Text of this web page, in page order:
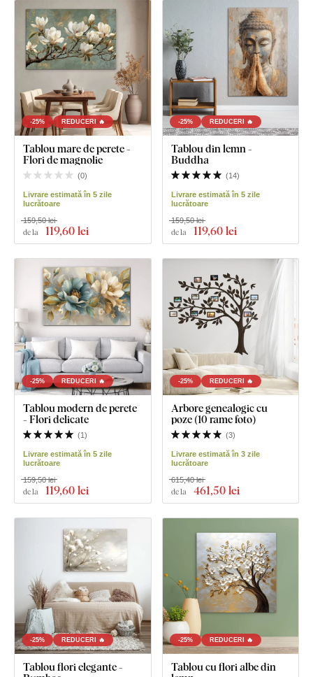
-25% REDUCERI 🔥
Tablou mare de perete -
Flori de magnolie
(0)
Livrare estimată în 5 zile
lucrătoare
de la 119,60 lei
159,50 lei
-25% REDUCERI 🔥
Tablou din lemn -
Buddha
(14)
Livrare estimată în 5 zile
lucrătoare
de la 119,60 lei
159,50 lei
-25% REDUCERI 🔥
Tablou modern de perete
- Flori delicate
(1)
Livrare estimată în 5 zile
lucrătoare
de la 119,60 lei
159,50 lei
-25% REDUCERI 🔥
Arbore genealogic cu
poze (10 rame foto)
(3)
Livrare estimată în 3 zile
lucrătoare
de la 461,50 lei
615,40 lei
-25% REDUCERI 🔥
Tablou flori elegante -
-25% REDUCERI 🔥
Tablou cu flori albe din